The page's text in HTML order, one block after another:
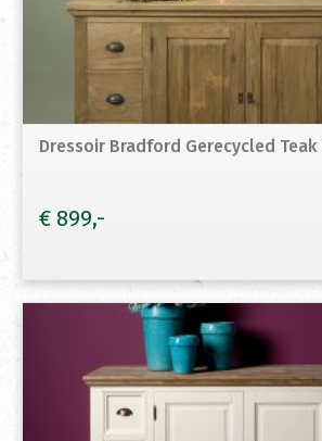
Dressoir Bradford Gerecycled Teak
€ 899